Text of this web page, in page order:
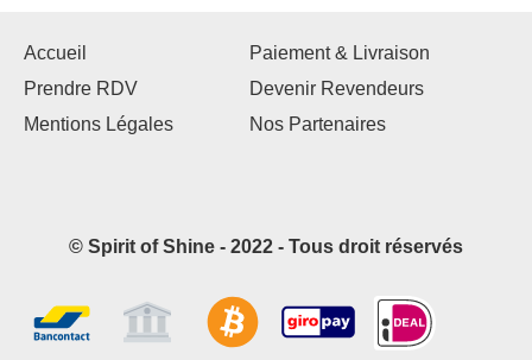
Accueil
Paiement & Livraison
Prendre RDV
Devenir Revendeurs
Mentions Légales
Nos Partenaires
© Spirit of Shine - 2022 - Tous droit réservés